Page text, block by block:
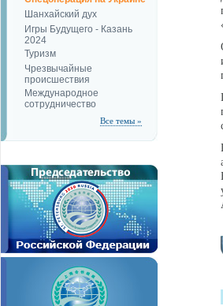
Шанхайский дух
Игры Будущего - Казань
2024
Туризм
Чрезвычайные
происшествия
Международное
сотрудничество
Все темы »